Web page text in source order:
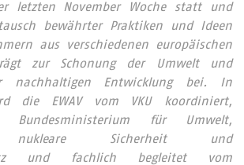
letzten November Woche statt und
bewährter Praktiken und Ideen
aus verschiedenen europäischen
zur Schonung der Umwelt und
nachhaltigen Entwicklung bei. In
die EWAV vom VKU koordiniert,
Bundesministerium für Umwelt,
nukleare Sicherheit und
und fachlich begleitet vom